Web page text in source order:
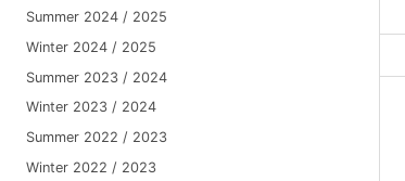
Summer 2024 / 2025
Winter 2024 / 2025
Summer 2023 / 2024
Winter 2023 / 2024
Summer 2022 / 2023
Winter 2022 / 2023